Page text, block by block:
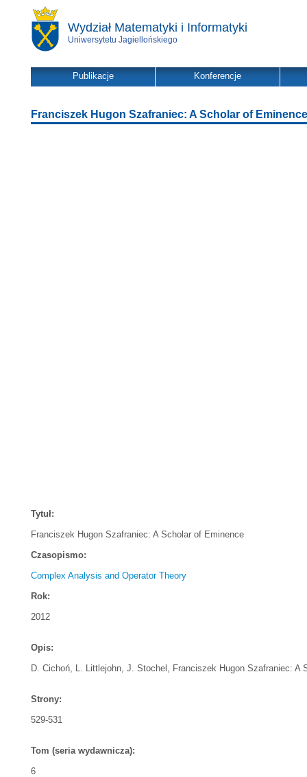
Wydział Matematyki i Informatyki
Uniwersytetu Jagiellońskiego
Publikacje Konferencje
Franciszek Hugon Szafraniec: A Scholar of Eminence
Tytuł:
Franciszek Hugon Szafraniec: A Scholar of Eminence
Czasopismo:
Complex Analysis and Operator Theory
Rok:
2012
Opis:
D. Cichoń, L. Littlejohn, J. Stochel, Franciszek Hugon Szafraniec:
Strony:
529-531
Tom (seria wydawnicza):
6